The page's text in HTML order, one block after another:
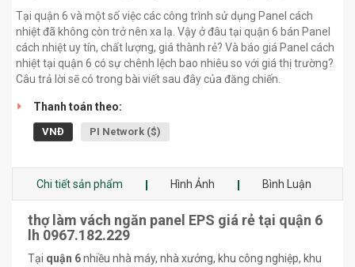
Tại quận 6 và một số việc các công trình sử dụng Panel cách
nhiệt đã không còn trở nên xa lạ. Vậy ở đâu tại quận 6 bán Panel
cách nhiệt uy tín, chất lượng, giá thành rẻ? Và báo giá Panel cách
nhiệt tại quận 6 có sự chênh lệch bao nhiêu so với giá thị trường?
Câu trả lời sẽ có trong bài viết sau đây của đăng chiến.
Thanh toán theo:
VNĐ PI Network ($)
Chi tiết sản phẩm Hình Ảnh Bình Luận
thợ làm vách ngăn panel EPS giá rẻ tại quận 6
lh 0967.182.229
Tại quận 6nhiều nhà máy, nhà xưởng, khu công nghiệp, khu